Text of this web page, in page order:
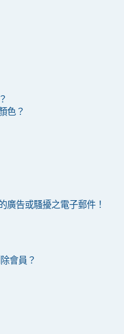
色？
廣告或騷擾之電子郵件！
會員？